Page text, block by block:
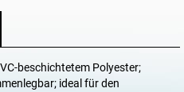
beschichtetem Polyester;
ideal für den